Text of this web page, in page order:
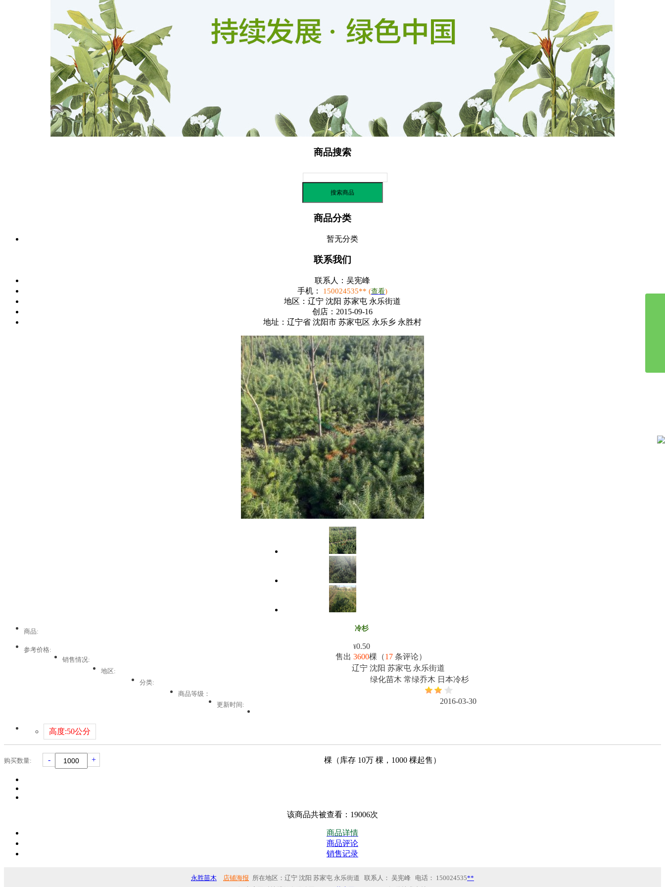
商品搜索
商品分类
暂无分类
联系我们
联系人： 吴宪峰
手机：
150024535** (查看)
地区： 辽宁 沈阳 苏家屯 永乐街道
创店： 2015-09-16
地址： 辽宁省 沈阳市 苏家屯区 永乐乡 永胜村
商品: 冷杉
参考价格: ¥0.50
销售情况: 售出 3600棵（17 条评论）
地区: 辽宁 沈阳 苏家屯 永乐街道
分类: 绿化苗木 常绿乔木 日本冷杉
商品等级：
更新时间:
2016-03-30
高度:50公分
购买数量: - + 棵（库存 10万 棵， 1000 棵起售）
该商品共被查看：19006次
商品详情
商品评论
销售记录
永胜苗木 店铺海报 所在地区：辽宁 沈阳 苏家屯 永乐街道 联系人： 吴宪峰 电话： 150024535**